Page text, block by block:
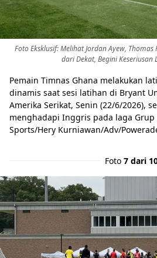
Foto Eksklusif: Melihat Jordan Ayew,
dari Dekat, Begini Keseriusan
Pemain Timnas Ghana melakukan
dinamis saat sesi latihan di Bryant
Amerika Serikat, Senin (22/6/2026),
menghadapi Inggris pada laga Grup
Sports/Hery Kurniawan/Adv/
Foto 7 dari